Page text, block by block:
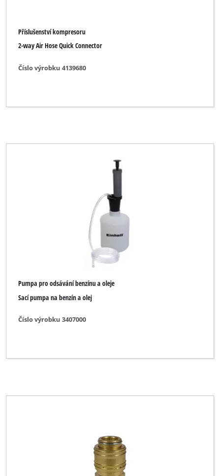
Příslušenství kompresoru
2-way Air Hose Quick Connector
Číslo výrobku 4139680
Pumpa pro odsávání benzínu a oleje
Sací pumpa na benzín a olej
Číslo výrobku 3407000